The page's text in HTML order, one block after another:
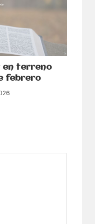
en terreno
febrero